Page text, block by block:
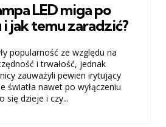
LED miga po
i jak temu zaradzić?
popularność ze względu na
i trwałość, jednak
zauważyli pewien irytujący
światła nawet po wyłączeniu
się dzieje i czy...